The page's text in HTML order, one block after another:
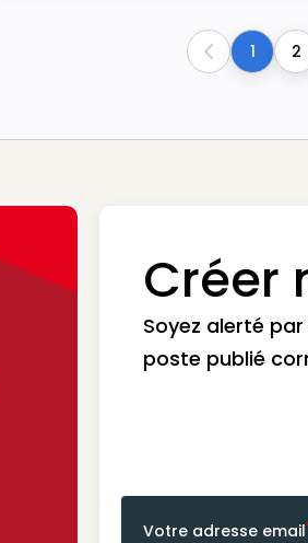
Previous
1 2
Créer
Soyez alerté
poste publié
Votre adresse email